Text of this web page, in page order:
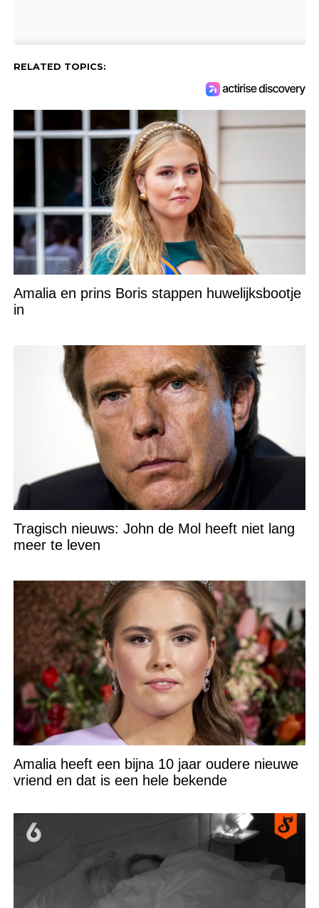
RELATED TOPICS:
Amalia en prins Boris stappen huwelijksbootje
in
Tragisch nieuws: John de Mol heeft niet lang
meer te leven
Amalia heeft een bijna 10 jaar oudere nieuwe
vriend en dat is een hele bekende